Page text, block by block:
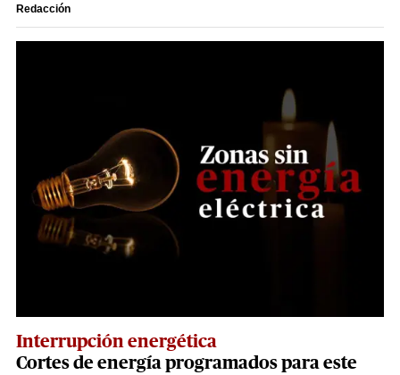
Redacción
Interrupción energética
Cortes de energía programados para este